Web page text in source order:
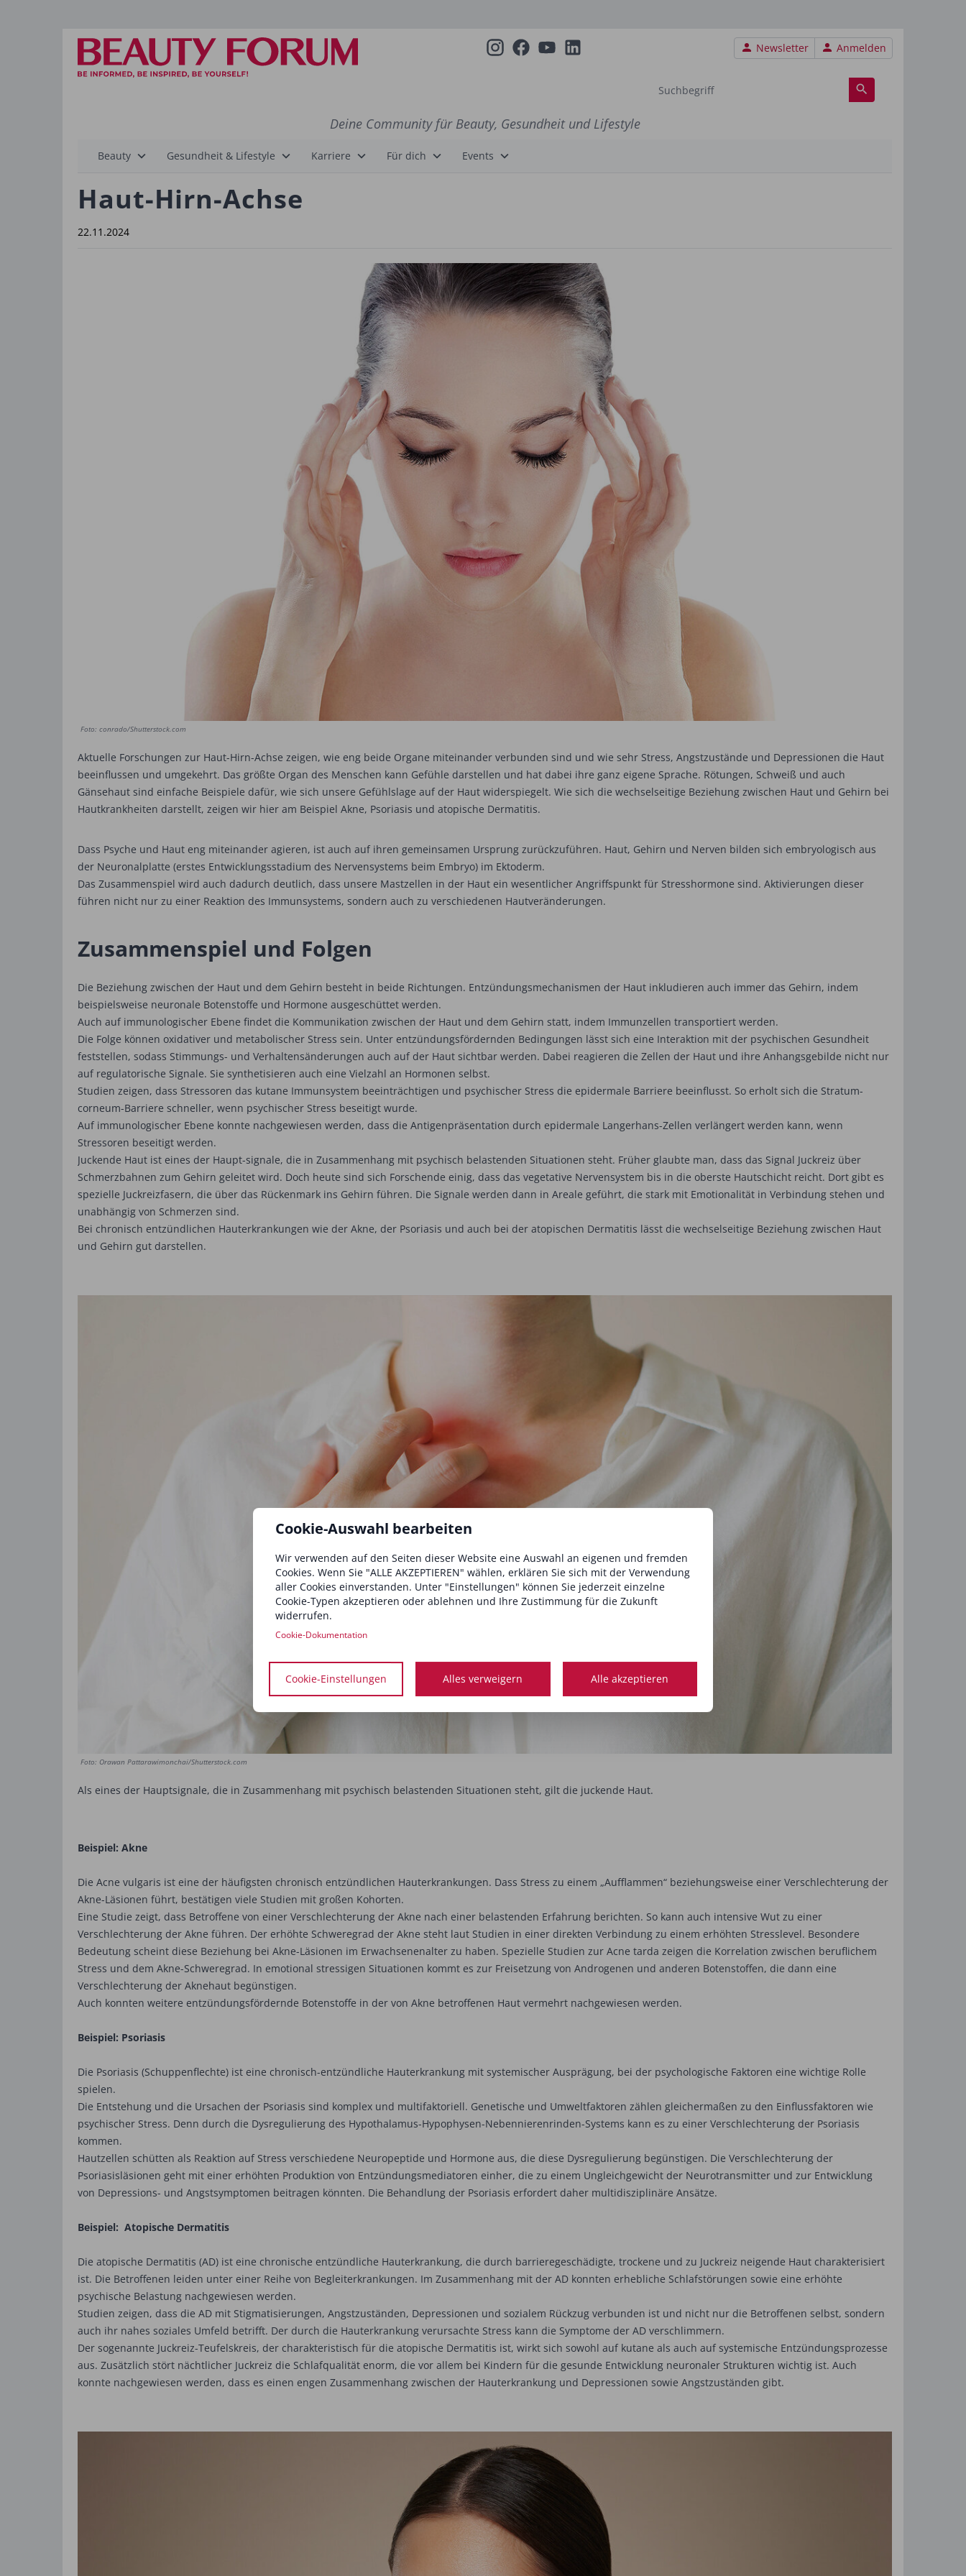
Benutzermenü
Newsletter Anmelden
Deine Community für Beauty, Gesundheit und Lifestyle
Hauptnavigation
Beauty Gesundheit & Lifestyle Karriere Für dich Events
Haut-Hirn-Achse
22.11.2024
Foto: conrado/Shutterstock.com
Aktuelle Forschungen zur Haut-Hirn-Achse zeigen, wie eng beide Organe miteinander verbunden sind und wie sehr Stress, Angstzustände und Depressionen die Haut
beeinflussen und umgekehrt. Das größte Organ des Menschen kann Gefühle darstellen und hat dabei ihre ganz eigene Sprache. Rötungen, Schweiß und auch
Gänsehaut sind einfache Beispiele dafür, wie sich unsere Gefühlslage auf der Haut widerspiegelt. Wie sich die wechselseitige Beziehung zwischen Haut und Gehirn bei
Hautkrankheiten darstellt, zeigen wir hier am Beispiel Akne, Psoriasis und atopische Dermatitis.
Dass Psyche und Haut eng miteinander agieren, ist auch auf ihren gemeinsamen Ursprung zurückzuführen. Haut, Gehirn und Nerven bilden sich embryologisch aus
der Neuronalplatte (erstes Entwicklungsstadium des Nervensystems beim Embryo) im Ektoderm.
Das Zusammenspiel wird auch dadurch deutlich, dass unsere Mastzellen in der Haut ein wesentlicher Angriffspunkt für Stresshormone sind. Aktivierungen dieser
führen nicht nur zu einer Reaktion des Immunsystems, sondern auch zu verschiedenen Hautveränderungen.
Zusammenspiel und Folgen
Die Beziehung zwischen der Haut und dem Gehirn besteht in beide Richtungen. Entzündungsmechanismen der Haut inkludieren auch immer das Gehirn, indem
beispielsweise neuronale Botenstoffe und Hormone ausgeschüttet werden.
Auch auf immunologischer Ebene findet die Kommunikation zwischen der Haut und dem Gehirn statt, indem Immunzellen transportiert werden.
Die Folge können oxidativer und metabolischer Stress sein. Unter entzündungsfördernden Bedingungen lässt sich eine Interaktion mit der psychischen Gesundheit
feststellen, sodass Stimmungs- und Verhaltensänderungen auch auf der Haut sichtbar werden. Dabei reagieren die Zellen der Haut und ihre Anhangsgebilde nicht nur
auf regulatorische Signale. Sie synthetisieren auch eine Vielzahl an Hormonen selbst.
Studien zeigen, dass Stressoren das kutane Immunsystem beeinträchtigen und psychischer Stress die epidermale Barriere beeinflusst. So erholt sich die Stratum-
corneum-Barriere schneller, wenn psychischer Stress beseitigt wurde.
Auf immunologischer Ebene konnte nachgewiesen werden, dass die Antigenpräsentation durch epidermale Langerhans-Zellen verlängert werden kann, wenn
Stressoren beseitigt werden.
Juckende Haut ist eines der Haupt-signale, die in Zusammenhang mit psychisch belastenden Situationen steht. Früher glaubte man, dass das Signal Juckreiz über
Schmerzbahnen zum Gehirn geleitet wird. Doch heute sind sich Forschende einig, dass das vegetative Nervensystem bis in die oberste Hautschicht reicht. Dort gibt es
spezielle Juckreizfasern, die über das Rückenmark ins Gehirn führen. Die Signale werden dann in Areale geführt, die stark mit Emotionalität in Verbindung stehen und
unabhängig von Schmerzen sind.
Bei chronisch entzündlichen Hauterkrankungen wie der Akne, der Psoriasis und auch bei der atopischen Dermatitis lässt die wechselseitige Beziehung zwischen Haut
und Gehirn gut darstellen.
Foto: Orawan Pattarawimonchai/Shutterstock.com
Als eines der Hauptsignale, die in Zusammenhang mit psychisch belastenden Situationen steht, gilt die juckende Haut.
Beispiel: Akne
Die Acne vulgaris ist eine der häufigsten chronisch entzündlichen Hauterkrankungen. Dass Stress zu einem „Aufflammen“ beziehungsweise einer Verschlechterung der
Akne-Läsionen führt, bestätigen viele Studien mit großen Kohorten.
Eine Studie zeigt, dass Betroffene von einer Verschlechterung der Akne nach einer belastenden Erfahrung berichten. So kann auch intensive Wut zu einer
Verschlechterung der Akne führen. Der erhöhte Schweregrad der Akne steht laut Studien in einer direkten Verbindung zu einem erhöhten Stresslevel. Besondere
Bedeutung scheint diese Beziehung bei Akne-Läsionen im Erwachsenenalter zu haben. Spezielle Studien zur Acne tarda zeigen die Korrelation zwischen beruflichem
Stress und dem Akne-Schweregrad. In emotional stressigen Situationen kommt es zur Freisetzung von Androgenen und anderen Botenstoffen, die dann eine
Verschlechterung der Aknehaut begünstigen.
Auch konnten weitere entzündungsfördernde Botenstoffe in der von Akne betroffenen Haut vermehrt nachgewiesen werden.
Beispiel: Psoriasis
Die Psoriasis (Schuppenflechte) ist eine chronisch-entzündliche Hauterkrankung mit systemischer Ausprägung, bei der psychologische Faktoren eine wichtige Rolle
spielen.
Die Entstehung und die Ursachen der Psoriasis sind komplex und multifaktoriell. Genetische und Umweltfaktoren zählen gleichermaßen zu den Einflussfaktoren wie
psychischer Stress. Denn durch die Dysregulierung des Hypothalamus-Hypophysen-Nebennierenrinden-Systems kann es zu einer Verschlechterung der Psoriasis
kommen.
Hautzellen schütten als Reaktion auf Stress verschiedene Neuropeptide und Hormone aus, die diese Dysregulierung begünstigen. Die Verschlechterung der
Psoriasisläsionen geht mit einer erhöhten Produktion von Entzündungsmediatoren einher, die zu einem Ungleichgewicht der Neurotransmitter und zur Entwicklung
von Depressions- und Angstsymptomen beitragen könnten. Die Behandlung der Psoriasis erfordert daher multidisziplinäre Ansätze.
Beispiel: Atopische ­Dermatitis
Die atopische Dermatitis (AD) ist eine chronische entzündliche Hauterkrankung, die durch barrieregeschädigte, trockene und zu Juckreiz neigende Haut charakterisiert
ist. Die Betroffenen leiden unter einer Reihe von Begleiterkrankungen. Im Zusammenhang mit der AD konnten erhebliche Schlafstörungen sowie eine erhöhte
psychische Belastung nachgewiesen werden.
Studien zeigen, dass die AD mit Stigmatisierungen, Angstzuständen, Depressionen und sozialem Rückzug verbunden ist und nicht nur die Betroffenen selbst, sondern
auch ihr nahes soziales Umfeld betrifft. Der durch die Hauterkrankung verursachte Stress kann die Symptome der AD verschlimmern.
Der sogenannte Juckreiz-Teufelskreis, der charakteristisch für die atopische Dermatitis ist, wirkt sich sowohl auf kutane als auch auf systemische Entzündungsprozesse
aus. Zusätzlich stört nächtlicher Juckreiz die Schlafqualität enorm, die vor allem bei Kindern für die gesunde Entwicklung neuronaler Strukturen wichtig ist. Auch
konnte nachgewiesen werden, dass es einen engen Zusammenhang zwischen der Hauterkrankung und Depressionen sowie Angstzuständen gibt.
Cookie-Auswahl bearbeiten
Wir verwenden auf den Seiten dieser Website eine Auswahl an eigenen und fremden
Cookies. Wenn Sie "ALLE AKZEPTIEREN" wählen, erklären Sie sich mit der Verwendung
aller Cookies einverstanden. Unter "Einstellungen" können Sie jederzeit einzelne
Cookie-Typen akzeptieren oder ablehnen und Ihre Zustimmung für die Zukunft
widerrufen.
Cookie-Dokumentation
Cookie-Einstellungen Alles verweigern Alle akzeptieren